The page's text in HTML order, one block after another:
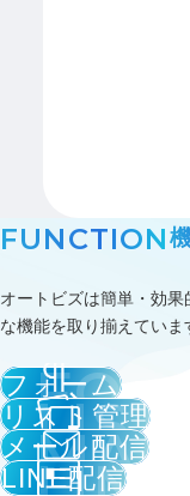
FUNCTION
オートビズは簡単・効
な機能を取り揃えていま
フォーム
リスト管理
メール配信
LINE配信